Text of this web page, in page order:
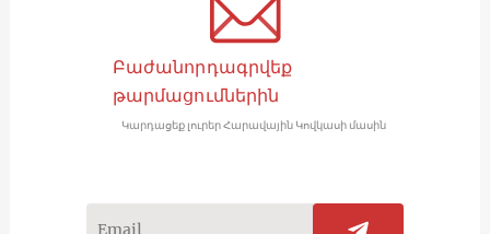
Բաժանորդագրվեք
թարմացումներին
Կարդացեք լուրեր Հարավային Կովկասի մասին